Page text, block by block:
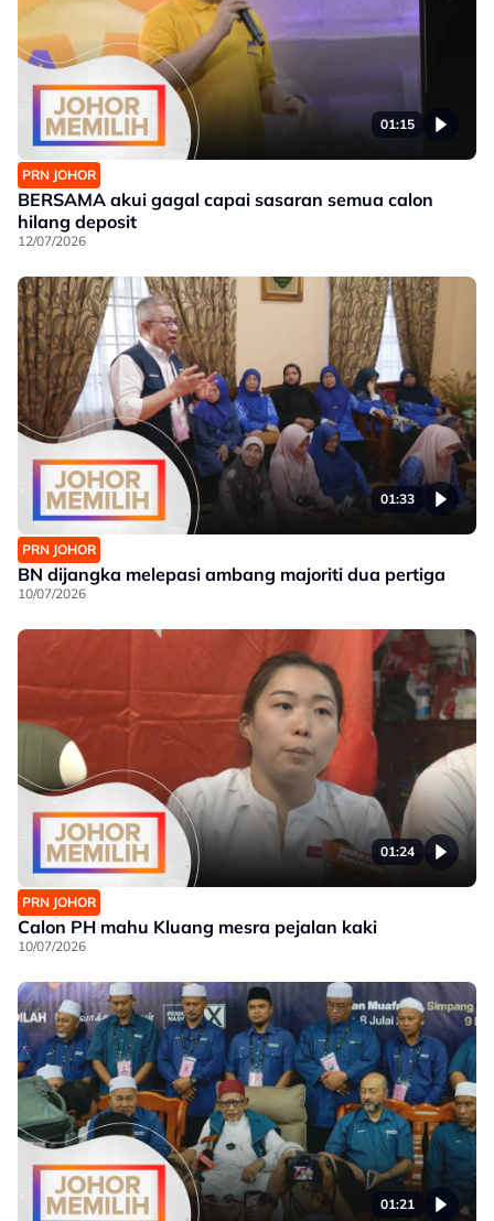
01:15
PRN JOHOR
BERSAMA akui gagal capai sasaran semua calon
hilang deposit
12/07/2026
01:33
PRN JOHOR
BN dijangka melepasi ambang majoriti dua pertiga
10/07/2026
01:24
PRN JOHOR
Calon PH mahu Kluang mesra pejalan kaki
10/07/2026
01:21